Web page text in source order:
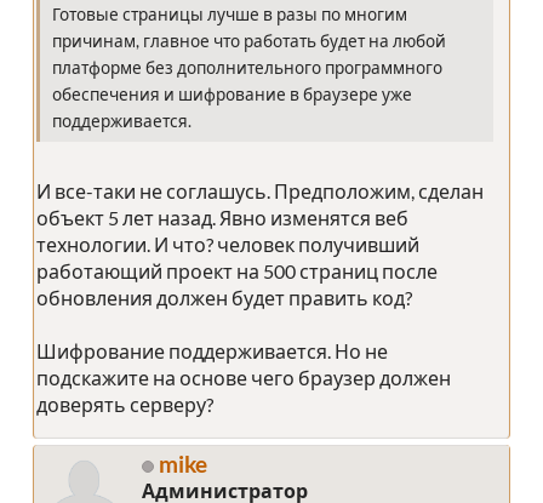
Готовые страницы лучше в разы по многим
причинам, главное что работать будет на любой
платформе без дополнительного программного
обеспечения и шифрование в браузере уже
поддерживается.
И все-таки не соглашусь. Предположим, сделан
объект 5 лет назад. Явно изменятся веб
технологии. И что? человек получивший
работающий проект на 500 страниц после
обновления должен будет править код?
Шифрование поддерживается. Но не
подскажите на основе чего браузер должен
доверять серверу?
mike
Администратор